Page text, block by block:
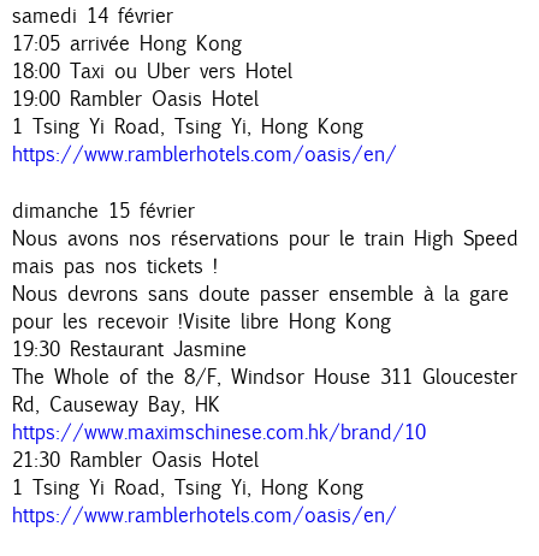
samedi 14 février
17:05 arrivée Hong Kong
18:00 Taxi ou Uber vers Hotel
19:00 Rambler Oasis Hotel
1 Tsing Yi Road, Tsing Yi, Hong Kong
https://www.ramblerhotels.com/oasis/en/
dimanche 15 février
Nous avons nos réservations pour le train High Speed
mais pas nos tickets !
Nous devrons sans doute passer ensemble à la gare
pour les recevoir !Visite libre Hong Kong
19:30 Restaurant Jasmine
The Whole of the 8/F, Windsor House 311 Gloucester
Rd, Causeway Bay, HK
https://www.maximschinese.com.hk/brand/10
21:30 Rambler Oasis Hotel
1 Tsing Yi Road, Tsing Yi, Hong Kong
https://www.ramblerhotels.com/oasis/en/